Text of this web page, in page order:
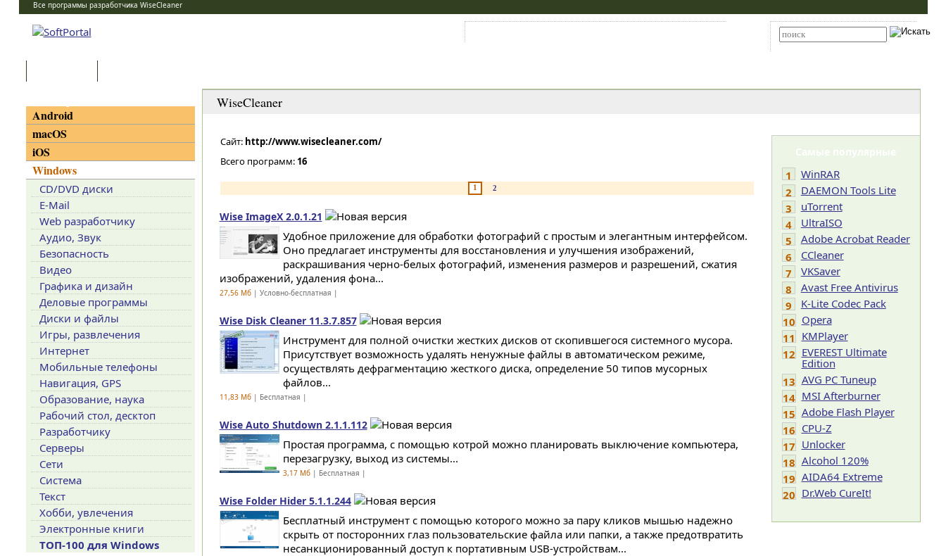
Все программы разработчика WiseCleaner
WiseCleaner
Сайт: http://www.wisecleaner.com/
Всего программ: 16
1 2
Wise ImageX 2.0.1.21
Удобное приложение для обработки фотографий с простым и элегантным интерфейсом.
Оно предлагает инструменты для восстановления и улучшения изображений,
раскрашивания черно-белых фотографий, изменения размеров и разрешений, сжатия
изображений, удаления фона...
27,56 Мб| Условно-бесплатная |
Wise Disk Cleaner 11.3.7.857
Инструмент для полной очистки жестких дисков от скопившегося системного мусора.
Присутствует возможность удалять ненужные файлы в автоматическом режиме,
осуществлять дефрагментацию жесткого диска, определение 50 типов мусорных
файлов...
11,83 Мб| Бесплатная |
Wise Auto Shutdown 2.1.1.112
Простая программа, с помощью котрой можно планировать выключение компьютера,
перезагрузку, выход из системы...
3,17 Мб| Бесплатная |
Wise Folder Hider 5.1.1.244
Бесплатный инструмент с помощью которого можно за пару кликов мышью надежно
скрыть от посторонних глаз пользовательские файла или папки, а также предотвратить
несанкционированный доступ к портативным USB-устройствам...
Самые популярные
1
WinRAR
2
DAEMON Tools Lite
3
uTorrent
4
UltraISO
5
Adobe Acrobat Reader
6
CCleaner
7
VKSaver
8
Avast Free Antivirus
9
K-Lite Codec Pack
10 Opera
11 KMPlayer
12 EVEREST Ultimate
Edition
13 AVG PC Tuneup
14 MSI Afterburner
15 Adobe Flash Player
16 CPU-Z
17 Unlocker
18 Alcohol 120%
19 AIDA64 Extreme
20 Dr.Web CureIt!
Android
macOS
iOS
Windows
CD/DVD диски
E-Mail
Web разработчику
Аудио, Звук
Безопасность
Видео
Графика и дизайн
Деловые программы
Диски и файлы
Игры, развлечения
Интернет
Мобильные телефоны
Навигация, GPS
Образование, наука
Рабочий стол, десктоп
Разработчику
Серверы
Сети
Система
Текст
Хобби, увлечения
Электронные книги
ТОП-100 для Windows